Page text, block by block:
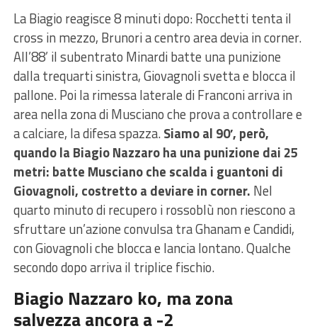
La Biagio reagisce 8 minuti dopo: Rocchetti tenta il
cross in mezzo, Brunori a centro area devia in corner.
All’88’ il subentrato Minardi batte una punizione
dalla trequarti sinistra, Giovagnoli svetta e blocca il
pallone. Poi la rimessa laterale di Franconi arriva in
area nella zona di Musciano che prova a controllare e
a calciare, la difesa spazza.Siamo al 90′, però,
quando la Biagio Nazzaro ha una punizione dai 25
metri: batte Musciano che scalda i guantoni di
Giovagnoli, costretto a deviare in corner. Nel
quarto minuto di recupero i rossoblù non riescono a
sfruttare un’azione convulsa tra Ghanam e Candidi,
con Giovagnoli che blocca e lancia lontano. Qualche
secondo dopo arriva il triplice fischio.
Biagio Nazzaro ko, ma zona
salvezza ancora a -2